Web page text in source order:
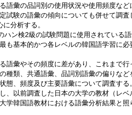
語彙の品詞別の使用状況や使用頻度な
試験の語彙の傾向についても併せて調
分析する。
ン検2級の試験問題に使用されている
も基本的かつ各レベルの韓国語学習に
語彙やその頻度に差があり、これまで
種類、共通語彙、品詞別語彙の偏りな
態、頻度及び主要語彙について調査す
以前調査した日本の大学の教材（レベ
学韓国語教材における語彙分析結果と